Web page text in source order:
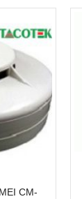
CM-